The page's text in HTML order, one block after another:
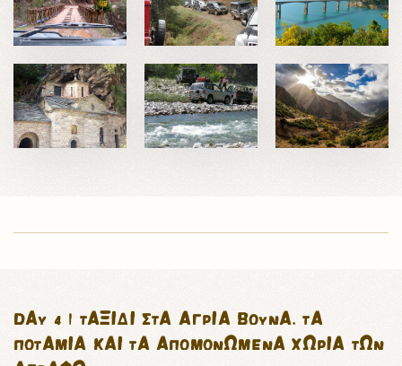
DAY 4 | ΤΑΞΊΔΙ ΣΤΑ ΑΓΡΙΑ ΒΟΥΝΆ, ΤΑ
ΠΟΤΆΜΙΑ ΚΑΙ ΤΑ ΑΠΟΜΟΝΩΜΈΝΑ ΧΩΡΙΆ ΤΩΝ